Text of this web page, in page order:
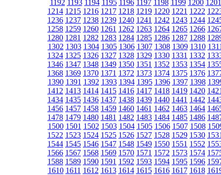
1192 1193 1194 1195 1196 1197 1198 1199 1200 1201
1214 1215 1216 1217 1218 1219 1220 1221 1222
1236 1237 1238 1239 1240 1241 1242 1243 1244
1258 1259 1260 1261 1262 1263 1264 1265 1266
1280 1281 1282 1283 1284 1285 1286 1287 1288
1302 1303 1304 1305 1306 1307 1308 1309 1310
1324 1325 1326 1327 1328 1329 1330 1331 1332
1346 1347 1348 1349 1350 1351 1352 1353 1354
1368 1369 1370 1371 1372 1373 1374 1375 1376
1390 1391 1392 1393 1394 1395 1396 1397 1398
1412 1413 1414 1415 1416 1417 1418 1419 1420
1434 1435 1436 1437 1438 1439 1440 1441 1442
1456 1457 1458 1459 1460 1461 1462 1463 1464
1478 1479 1480 1481 1482 1483 1484 1485 1486
1500 1501 1502 1503 1504 1505 1506 1507 1508
1522 1523 1524 1525 1526 1527 1528 1529 1530
1544 1545 1546 1547 1548 1549 1550 1551 1552
1566 1567 1568 1569 1570 1571 1572 1573 1574
1588 1589 1590 1591 1592 1593 1594 1595 1596
1610 1611 1612 1613 1614 1615 1616 1617 1618